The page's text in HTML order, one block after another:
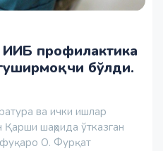
профилактика
бўлди.
ва ички ишлар
шаҳрида ўтказган
О. Фурқат